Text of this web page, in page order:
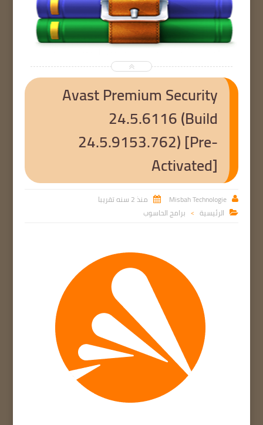
Avast Premium Security
24.5.6116 (Build
24.5.9153.762) [Pre-
Activated]

Misbah Technologie
 منذ 2 سنه تقريبا
 الرئيسية > برامج الحاسوب